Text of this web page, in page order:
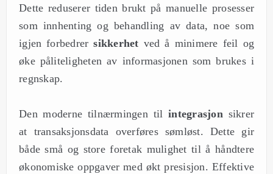
Dette reduserer tiden brukt på manuelle prosesser
som innhenting og behandling av data, noe som
igjen forbedrersikkerhet ved å minimere feil og
øke påliteligheten av informasjonen som brukes i
regnskap.
Den moderne tilnærmingen tilintegrasjonsikrer
at transaksjonsdata overføres sømløst. Dette gir
både små og store foretak mulighet til å håndtere
økonomiske oppgaver med økt presisjon. Effektive